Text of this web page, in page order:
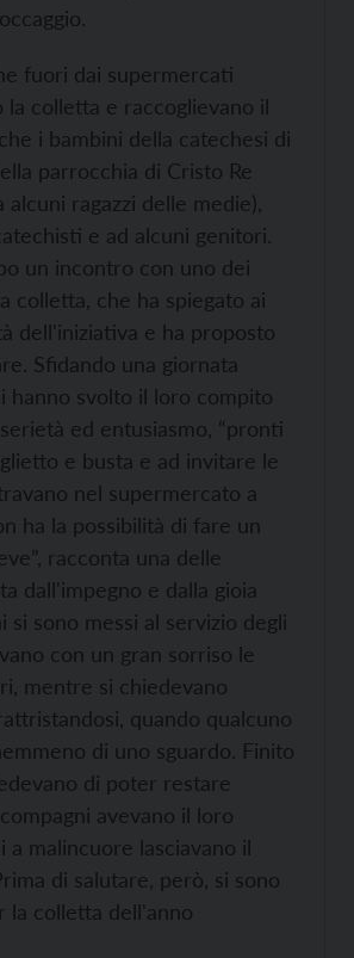
fuori dai supermercati
la colletta e raccoglievano il
i bambini della catechesi di
parrocchia di Cristo Re
ragazzi delle medie),
e ad alcuni genitori.
un incontro con uno dei
colletta, che ha spiegato ai
dell'iniziativa e ha proposto
Sfidando una giornata
hanno svolto il loro compito
ed entusiasmo, “pronti
e busta e ad invitare le
nel supermercato a
ha la possibilità di fare un
racconta una delle
dall'impegno e dalla gioia
si sono messi al servizio degli
con un gran sorriso le
mentre si chiedevano
quando qualcuno
di uno sguardo. Finito
di poter restare
avevano il loro
a malincuore lasciavano il
di salutare, però, si sono
la colletta dell'anno